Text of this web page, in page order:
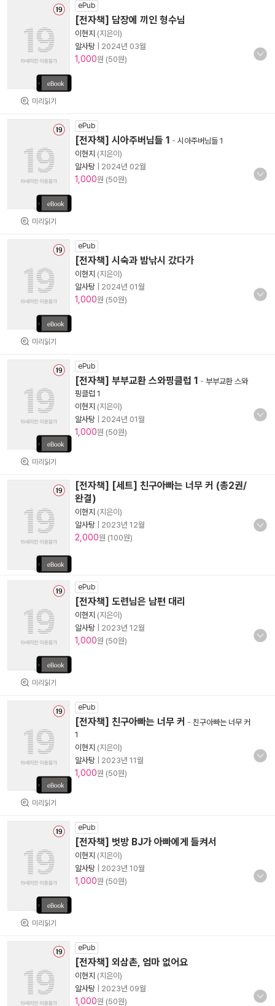
미리읽기
ePub
[전자책] 담장에 끼인 형수님
이현지 (지은이)
알사탕
2024년 03월
1,000원 (50원)
미리읽기
ePub
[전자책] 시아주버님들 1 - 시아주버님들 1
이현지 (지은이)
알사탕
2024년 02월
1,000원 (50원)
미리읽기
ePub
[전자책] 시숙과 밤낚시 갔다가
이현지 (지은이)
알사탕
2024년 01월
1,000원 (50원)
미리읽기
ePub
[전자책] 부부교환 스와핑클럽 1 - 부부교환 스와
핑클럽 1
이현지 (지은이)
알사탕
2024년 01월
1,000원 (50원)
[전자책] [세트] 친구아빠는 너무 커 (총2권/
완결)
이현지 (지은이)
알사탕
2023년 12월
2,000원 (100원)
미리읽기
ePub
[전자책] 도련님은 남편 대리
이현지 (지은이)
알사탕
2023년 12월
1,000원 (50원)
미리읽기
ePub
[전자책] 친구아빠는 너무 커 - 친구아빠는 너무 커
1
이현지 (지은이)
알사탕
2023년 11월
1,000원 (50원)
미리읽기
ePub
[전자책] 벗방 BJ가 아빠에게 들켜서
이현지 (지은이)
알사탕
2023년 10월
1,000원 (50원)
ePub
[전자책] 외삼촌, 엄마 없어요
이현지 (지은이)
알사탕
2023년 09월
1,000원 (50원)